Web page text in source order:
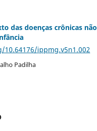
das doenças crônicas não
ippmg.v5n1.002
Padilha